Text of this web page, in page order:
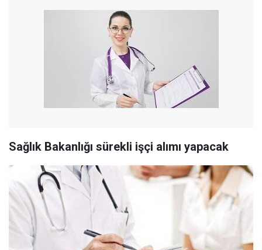
Sağlık Bakanlığı sürekli işçi alımı yapacak